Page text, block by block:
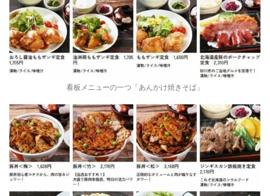
看板メニューの一つ「あんかけ焼きそば」